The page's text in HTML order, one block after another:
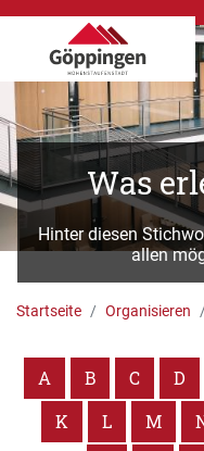
Was
Hinter diesen
allen
Startseite Organisieren
A B C D
K
L M